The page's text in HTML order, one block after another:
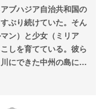
ブハジア自治共和国の
ぶり続けていた。そん
ン）と少女（ミリア
しを育てている。彼ら
にできた中州の島に小